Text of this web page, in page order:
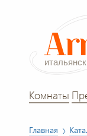
Комнаты
Главная